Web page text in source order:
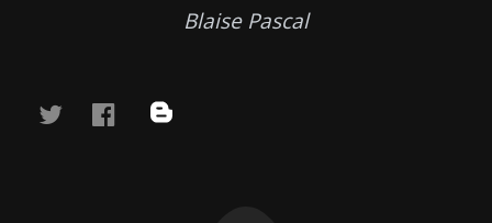
Blaise Pascal
twitterfacebook
blog